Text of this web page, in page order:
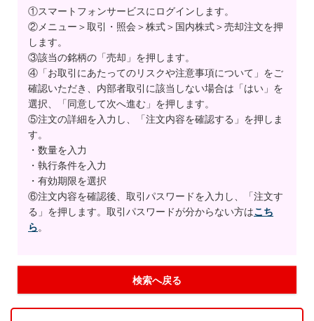
①スマートフォンサービスにログインします。
②メニュー＞取引・照会＞株式＞国内株式＞売却注文を押
します。
③該当の銘柄の「売却」を押します。
④「お取引にあたってのリスクや注意事項について」をご
確認いただき、内部者取引に該当しない場合は「はい」を
選択、「同意して次へ進む」を押します。
⑤注文の詳細を入力し、「注文内容を確認する」を押しま
す。
・数量を入力
・執行条件を入力
・有効期限を選択
⑥注文内容を確認後、取引パスワードを入力し、「注文す
る」を押します。取引パスワードが分からない方はこち
ら。
検索へ戻る